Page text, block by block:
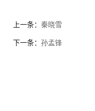
上一条： 秦晓雪
下一条： 孙孟锋